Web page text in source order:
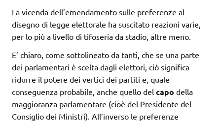
La vicenda dell’emendamento sulle preferenze al
disegno di legge elettorale ha suscitato reazioni varie,
per lo più a livello di tifoseria da stadio, altre meno.
E’ chiaro, come sottolineato da tanti, che se una parte
dei parlamentari è scelta dagli elettori, ciò significa
ridurre il potere dei vertici dei partiti e, quale
conseguenza probabile, anche quello del capo della
maggioranza parlamentare (cioè del Presidente del
Consiglio dei Ministri). All’inverso le preferenze